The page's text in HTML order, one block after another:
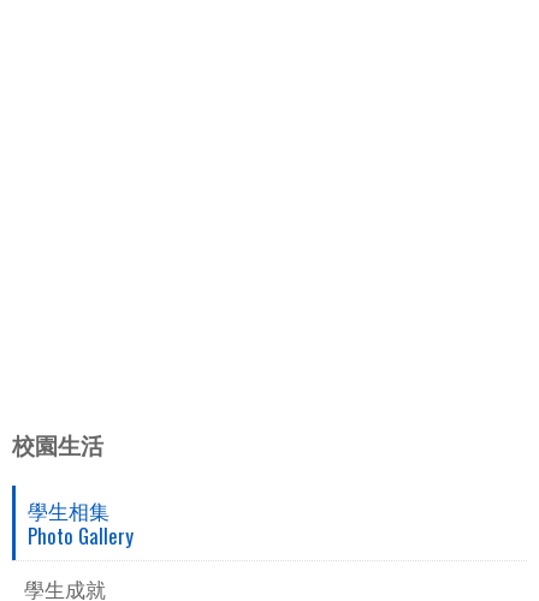
校園生活
學生相集
Photo Gallery
學生成就